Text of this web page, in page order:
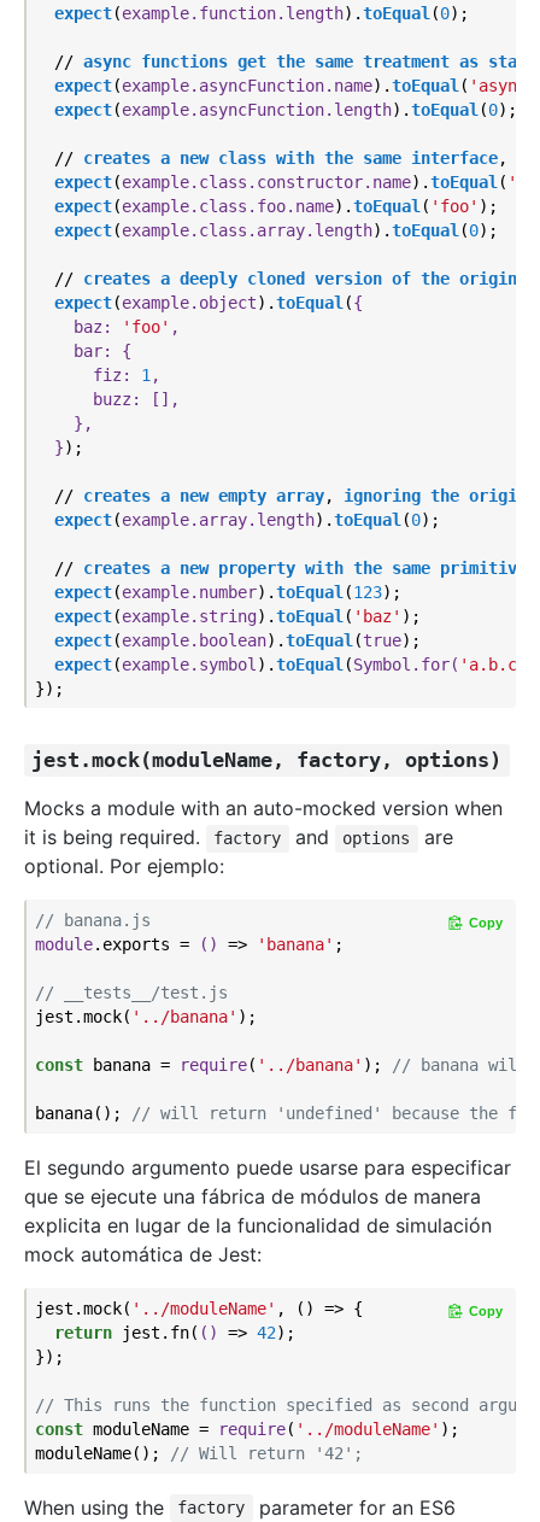
expect(example.function.length).toEqual (0);
  //
async functions get the same treatment as
expect(example.asyncFunction.name).toEqual (
expect(example.asyncFunction.length).toEqual (0);
  //
creates a new class with the same interface,
expect(example.class.constructor.name).toEqual (
expect(example.class.foo.name).toEqual ( 'foo' );
expect(example.class.array.length).toEqual (0);
  //
creates a deeply cloned version of the original
expect(example.object).toEqual ({
    baz:
'foo' ,
    bar: {
      fiz:
1 ,
      buzz: [],
    },
  }
);
  //
creates a new empty array, ignoring the
expect(example.array.length).toEqual (0);
  //
creates a new property with the same primitive
expect(example.number).toEqual (123);
expect(example.string).toEqual ( 'baz' );
expect(example.boolean).toEqual (true);
expect(example.symbol ).toEqual (Symbol.for( 'a.b.c'
jest.mock(moduleName, factory, options)
Mocks a module with an auto-mocked version when
it is being required.
factory and options
are
optional. Por ejemplo:
// banana.js
module.exports = () => 'banana' ;
// __tests__/test.js
jest.mock( '../banana' );
const banana = require( '../banana' ); // banana will
banana(); // will return 'undefined' because the
Copy
El segundo argumento puede usarse para especificar
que se ejecute una fábrica de módulos de manera
explicita en lugar de la funcionalidad de simulación
mock automática de Jest:
jest.mock( '../moduleName' , () => {
return jest.fn( () => 42);
});
// This runs the function specified as second
const moduleName = require( '../moduleName' );
moduleName();
// Will return '42';
Copy
When using the factory
parameter for an ES6